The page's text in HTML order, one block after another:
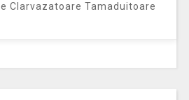
Clarvazatoare Tamaduitoare